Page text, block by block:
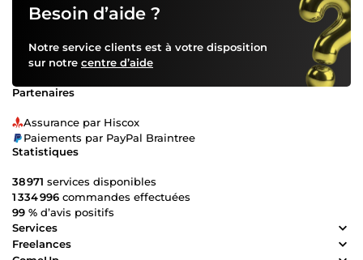
Besoin d’aide ?
Notre service clients est à votre disposition
sur notre centre d’aide
Partenaires
Assurance par Hiscox
Paiements par PayPal Braintree
Statistiques
38 971 services disponibles
1 334 996 commandes effectuées
99 % d’avis positifs
Services
Freelances